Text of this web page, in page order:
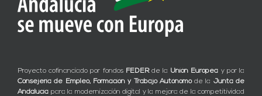
Proyecto cofinanciado por fondos FEDERde la Unión Europea y por la
Consejería de Empleo, Formación y Trabajo Autónomode la Junta de
Andalucía para la modernización digital y la mejora de la competitividad